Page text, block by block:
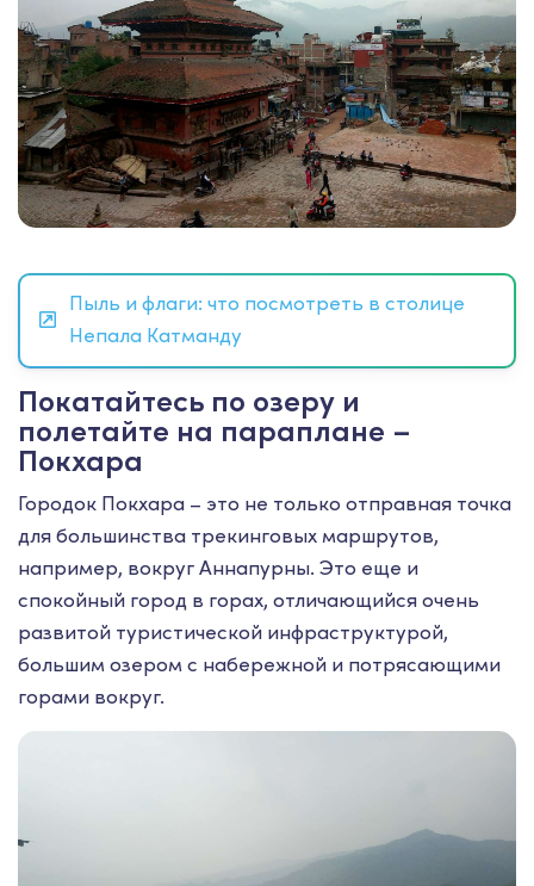
Пыль и флаги: что посмотреть в столице
Непала Катманду
Покатайтесь по озеру и
полетайте на параплане –
Покхара
Городок Покхара – это не только отправная точка
для большинства трекинговых маршрутов,
например, вокруг Аннапурны. Это еще и
спокойный город в горах, отличающийся очень
развитой туристической инфраструктурой,
большим озером с набережной и потрясающими
горами вокруг.